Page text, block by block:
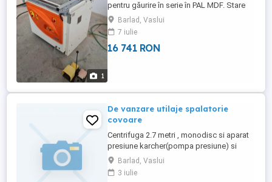
1
pentru găurire în serie în PAL MDF. Stare
bună de funcționare, echipată cu sistem
pneumatic și pedală de comandă, precisă
și ușor de utilizat în atelier. Preț: 3200
(negociabil) Telefon:
Barlad, Vaslui
7 iulie
16 741 RON
De vanzare utilaje spalatorie
covoare
Centrifuga 2.7 metri , monodisc si aparat
presiune karcher(pompa presiune) si
aspirator Stare perfecta de functionare
Barlad, Vaslui
3 iulie